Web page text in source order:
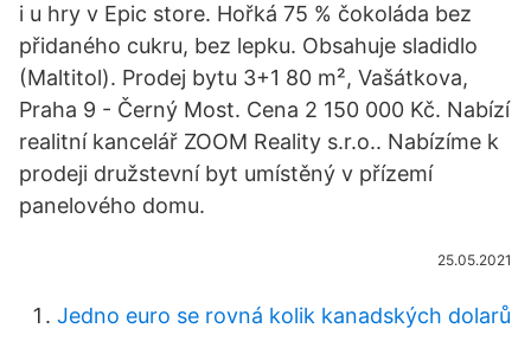
i u hry v Epic store. Hořká 75 % čokoláda bez
přidaného cukru, bez lepku. Obsahuje sladidlo
(Maltitol). Prodej bytu 3+1 80 m², Vašátkova,
Praha 9 - Černý Most. Cena 2 150 000 Kč. Nabízí
realitní kancelář ZOOM Reality s.r.o.. Nabízíme k
prodeji družstevní byt umístěný v přízemí
panelového domu.
25.05.2021
Jedno euro se rovná kolik kanadských dolarů